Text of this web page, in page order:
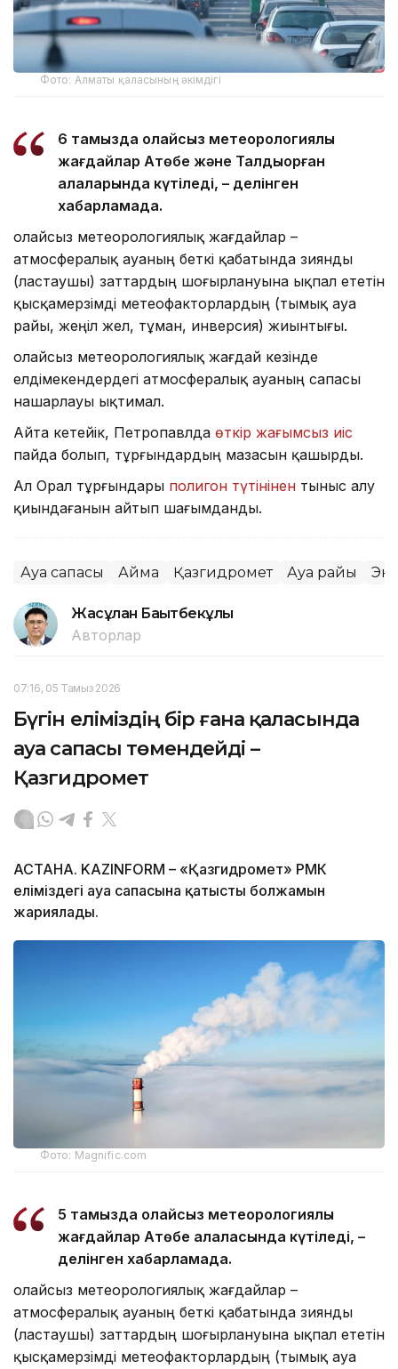
Фото: Алматы қаласының әкімдігі
6 тамызда қолайсыз метеорологиялық
жағдайлар Ақтөбе және Талдықорған
қалаларында күтіледі, – делінген
хабарламада.
Қолайсыз метеорологиялық жағдайлар –
атмосфералық ауаның беткі қабатында зиянды
(ластаушы) заттардың шоғырлануына ықпал ететін
қысқамерзімді метеофакторлардың (тымық ауа
райы, жеңіл жел, тұман, инверсия) жиынтығы.
Қолайсыз метеорологиялық жағдай кезінде
елдімекендердегі атмосфералық ауаның сапасы
нашарлауы ықтимал.
Айта кетейік, Петропавлда өткір жағымсыз иіс
пайда болып, тұрғындардың мазасын қашырды.
Ал Орал тұрғындары полигон түтінінен тыныс алу
қиындағанын айтып шағымданды.
Ауа сапасы Аймақ Қазгидромет Ауа райы
Жасұлан Бақытбекұлы
Авторлар
07:16, 05 Тамыз 2026
Бүгін еліміздің бір ғана қаласында
ауа сапасы төмендейді –
Қазгидромет
АСТАНА. KAZINFORM – «Қазгидромет» РМК
еліміздегі ауа сапасына қатысты болжамын
жариялады.
Фото: Magnific.com
5 тамызда қолайсыз метеорологиялық
жағдайлар Ақтөбе қалаласында күтіледі, –
делінген хабарламада.
Қолайсыз метеорологиялық жағдайлар –
атмосфералық ауаның беткі қабатында зиянды
(ластаушы) заттардың шоғырлануына ықпал ететін
қысқамерзімді метеофакторлардың (тымық ауа